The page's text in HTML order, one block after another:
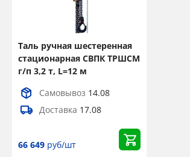
Таль ручная шестеренная
стационарная СВПК ТРШСМ
г/п 3,2 т, L=12 м
Самовывоз 14.08
Доставка 17.08
66 649руб/шт